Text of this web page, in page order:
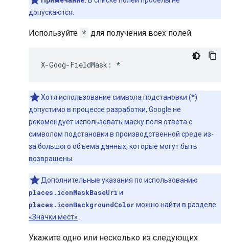
допускаются.
Используйте * для получения всех полей.
X-Goog-FieldMask : *
Хотя использование символа подстановки (*)
допустимо в процессе разработки, Google не
рекомендует использовать маску поля ответа с
символом подстановки в производственной среде из-
за большого объема данных, которые могут быть
возвращены.
Дополнительные указания по использованию
places.iconMaskBaseUri и
places.iconBackgroundColor можно найти в разделе
«Значки мест»
Укажите одно или несколько из следующих